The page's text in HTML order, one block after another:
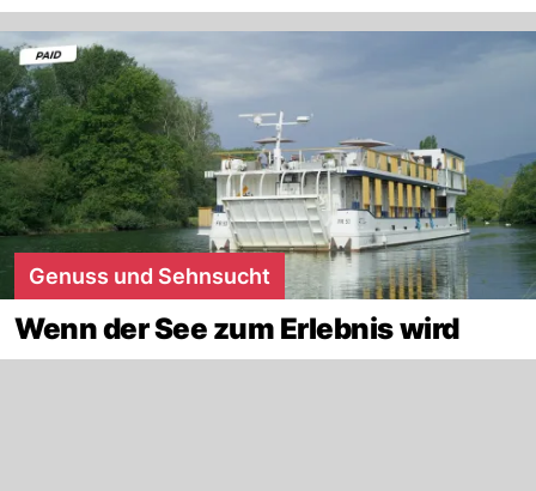
Genuss und Sehnsucht
Wenn der See zum Erlebnis wird